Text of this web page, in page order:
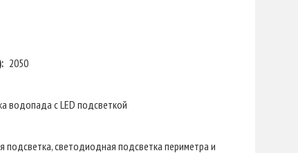
2050
водопада с LED подсветкой
светодиодная подсветка периметра и